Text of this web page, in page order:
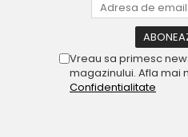
Vreau sa primesc
magazinului. Afla mai
Confidentialitate